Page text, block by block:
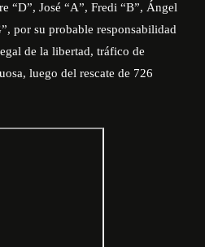
“D”, José “A”, Fredi “B”, Ángel
por su probable responsabilidad
de la libertad, tráfico de
luego del rescate de 726